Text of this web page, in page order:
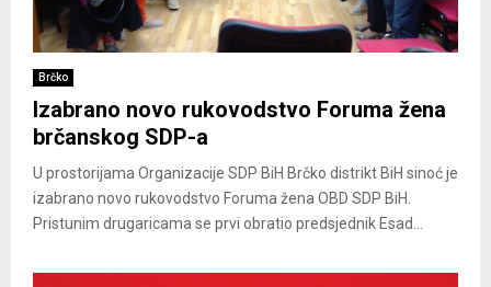
Brčko
Izabrano novo rukovodstvo Foruma žena
brčanskog SDP-a
U prostorijama Organizacije SDP BiH Brčko distrikt BiH sinoć je
izabrano novo rukovodstvo Foruma žena OBD SDP BiH.
Pristunim drugaricama se prvi obratio predsjednik Esad...